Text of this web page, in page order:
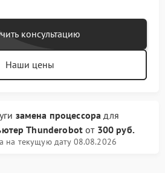
консультацию
Наши цены
замена процессора для
Thunderobot от 300 руб.
на текущую дату 08.08.2026